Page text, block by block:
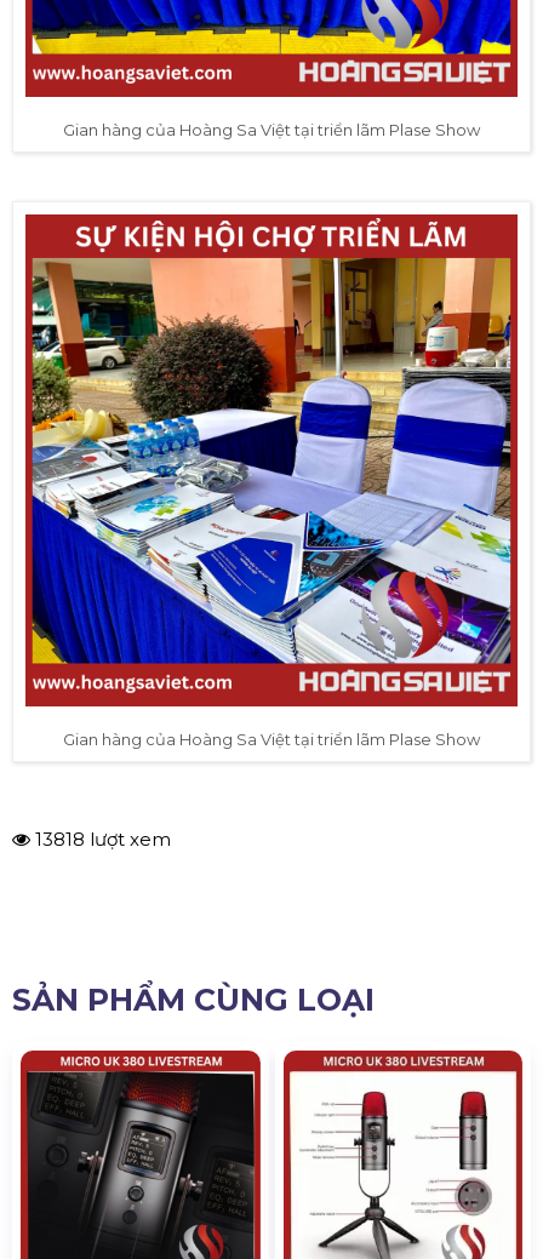
Gian hàng của Hoàng Sa Việt tại triển lãm Plase Show
Gian hàng của Hoàng Sa Việt tại triển lãm Plase Show
13818 lượt xem
SẢN PHẨM CÙNG LOẠI